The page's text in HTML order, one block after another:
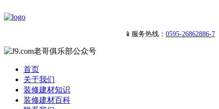
📱服务热线： 0595-26862886-7
首页
关于我们
装修建材知识
装修建材百科